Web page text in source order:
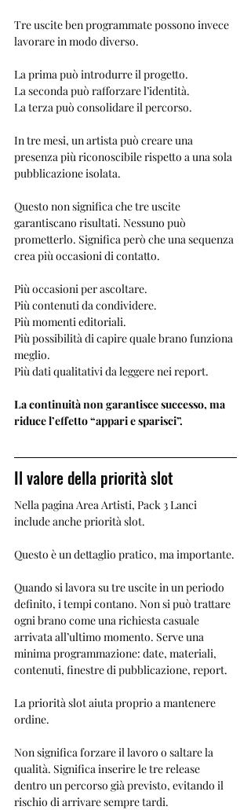
Tre uscite ben programmate possono invece
lavorare in modo diverso.
La prima può introdurre il progetto.
La seconda può rafforzare l’identità.
La terza può consolidare il percorso.
In tre mesi, un artista può creare una
presenza più riconoscibile rispetto a una sola
pubblicazione isolata.
Questo non significa che tre uscite
garantiscano risultati. Nessuno può
prometterlo. Significa però che una sequenza
crea più occasioni di contatto.
Più occasioni per ascoltare.
Più contenuti da condividere.
Più momenti editoriali.
Più possibilità di capire quale brano funziona
meglio.
Più dati qualitativi da leggere nei report.
La continuità non garantisce successo, ma
riduce l’effetto “appari e sparisci”.
Il valore della priorità slot
Nella pagina Area Artisti, Pack 3 Lanci
include anche priorità slot.
Questo è un dettaglio pratico, ma importante.
Quando si lavora su tre uscite in un periodo
definito, i tempi contano. Non si può trattare
ogni brano come una richiesta casuale
arrivata all’ultimo momento. Serve una
minima programmazione: date, materiali,
contenuti, finestre di pubblicazione, report.
La priorità slot aiuta proprio a mantenere
ordine.
Non significa forzare il lavoro o saltare la
qualità. Significa inserire le tre release
dentro un percorso già previsto, evitando il
rischio di arrivare sempre tardi.